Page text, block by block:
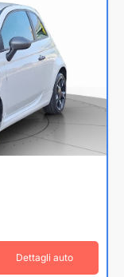
Dettagli auto